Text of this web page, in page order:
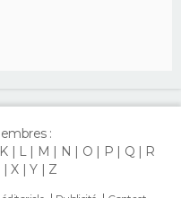
:
K L M N O P Q
R
X Y Z